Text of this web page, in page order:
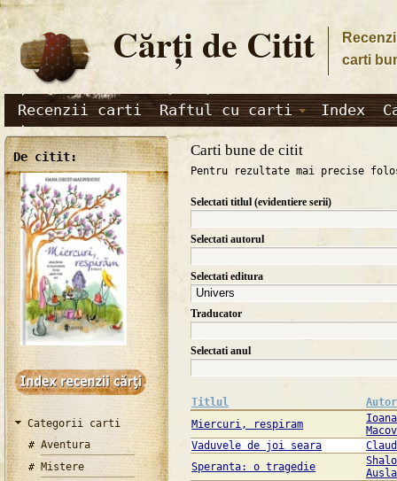
Cărţi de Citit
carti
Recenzii carti Raftul cu carti Index
De citit:
Categorii carti
Aventura
Mistere
Carti bune de citit
Pentru rezultate mai precise
Selectati titlul (evidentiere serii)
Selectati autorul
Selectati editura
Traducator
Selectati anul
Titlul
Miercuri, respiram
Vaduvele de joi seara
Speranta: o tragedie